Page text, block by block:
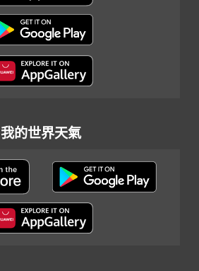
我的世界天氣